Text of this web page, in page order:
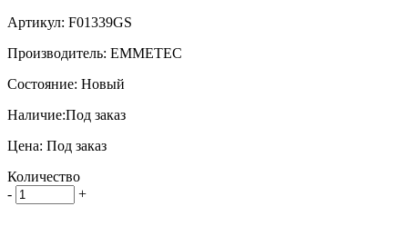
Артикул: F01339GS
Производитель: EMMETEC
Состояние: Новый
Наличие:Под заказ
Цена: Под заказ
Количество
-
+